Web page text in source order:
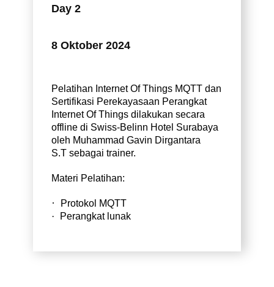
Day 2
8 Oktober 2024
Pelatihan Internet Of Things MQTT dan
Sertifikasi Perekayasaan Perangkat
Internet Of Things dilakukan secara
offline di Swiss-Belinn Hotel Surabaya
oleh Muhammad Gavin Dirgantara
S.T sebagai trainer.
Materi Pelatihan:
·
Protokol MQTT
·
Perangkat lunak